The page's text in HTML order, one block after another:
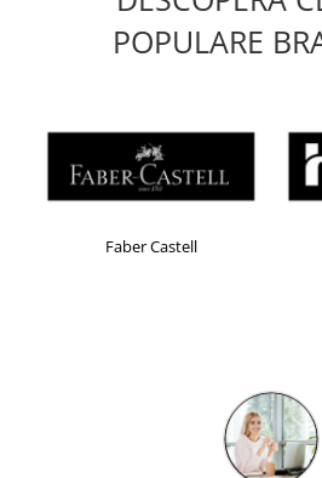
Ceasuri smart - Smartwatch
Accesorii localizare (FindMy)
Cartuse, tonere, consumabile PC
Standuri PC si suporturi
POPULARE
Faber Castell